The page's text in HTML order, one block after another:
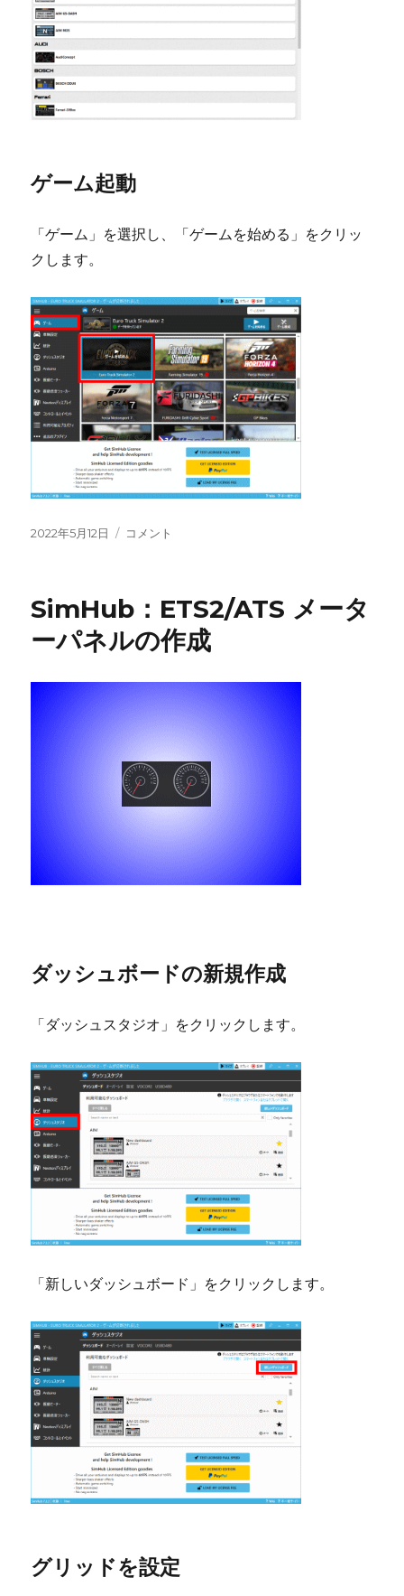
ゲーム起動
「ゲーム」を選択し、「ゲームを始める」をクリッ
クします。
投
2022年5月12日
SimHub：
ッ
Box
作
に
コメント
SimHub：ETS2/ATS メータ
ーパネルの作成
ダッシュボードの新規作成
「ダッシュスタジオ」をクリックします。
「新しいダッシュボード」をクリックします。
グリッドを設定